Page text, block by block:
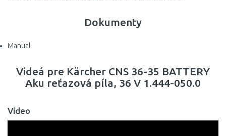
Dokumenty
Manual
Videá pre Kärcher CNS 36-35 BATTERY
Aku reťazová píla, 36 V 1.444-050.0
Video